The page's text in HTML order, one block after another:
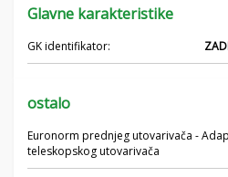
Glavne karakteristike
GK identifikator:
ostalo
Euronorm prednjeg utovarivača -
teleskopskog utovarivača